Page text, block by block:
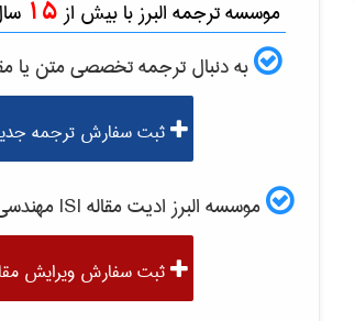
موسسه ترجمه البرز با بیش از 15
به دنبال ترجمه تخصصی متن یا
ثبت سفارش ترجمه
موسسه البرز ادیت مقاله ISI
ثبت سفارش ویرایش